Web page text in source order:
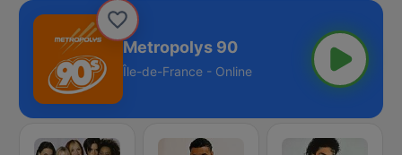
Metropolys 90
Île-de-France - Online